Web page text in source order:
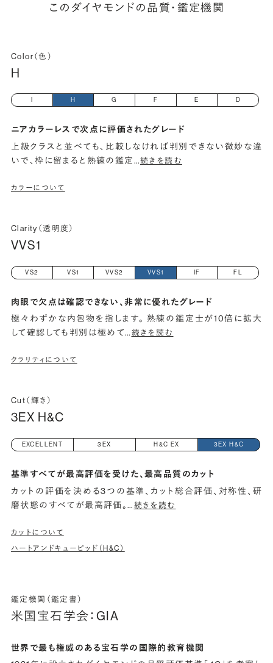
このダイヤモンドの品質・鑑定機関
Color（色）
H
H G F E D
ニアカラーレスで次点に評価されたグレード
上級クラスと並べても、比較しなければ判別できない微妙な違
いで、枠に留まると熟練の鑑定…続きを読む
カラーについて
Clarity（透明度）
VVS1
VS2 VS1 VVS2 VVS1 IF FL
肉眼で欠点は確認できない、非常に優れたグレード
極々わずかな内包物を指します。 熟練の鑑定士が10倍に拡大
して確認しても判別は極めて…続きを読む
クラリティについて
Cut（輝き）
3EX H&C
EXCELLENT 3EX H&C EX 3EX H&C
基準すべてが最高評価を受けた、最高品質のカット
カットの評価を決める3つの基準、カット総合評価、対称性、研
磨状態のすべてが最高評価。…続きを読む
カットについて
ハートアンドキューピッド（H&C）
鑑定機関（鑑定書）
米国宝石学会：GIA
世界で最も権威のある宝石学の国際的教育機関